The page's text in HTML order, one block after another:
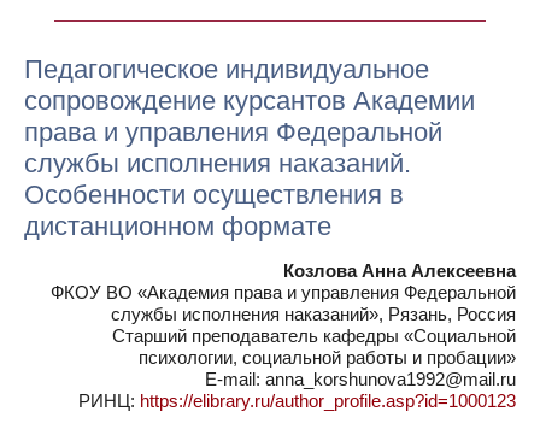
Педагогическое индивидуальное
сопровождение курсантов Академии
права и управления Федеральной
службы исполнения наказаний.
Особенности осуществления в
дистанционном формате
Козлова Анна Алексеевна
ФКОУ ВО «Академия права и управления Федеральной
службы исполнения наказаний», Рязань, Россия
Старший преподаватель кафедры «Социальной
психологии, социальной работы и пробации»
E-mail: anna_korshunova1992@mail.ru
РИНЦ: https://elibrary.ru/author_profile.asp?id=1000123